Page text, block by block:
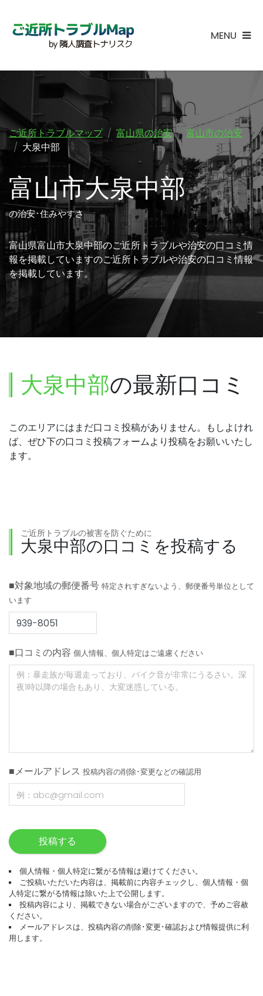
MENU
ご近所トラブルマップ 富山県の治安
富山市の治安
大泉中部
富山市大泉中部
の治安･住みやすさ
富山県富山市大泉中部のご近所トラブルや治安の口コミ情
報を掲載していますのご近所トラブルや治安の口コミ情報
を掲載しています。
大泉中部の最新口コミ
このエリアにはまだ口コミ投稿がありません。もしよけれ
ば、ぜひ下の口コミ投稿フォームより投稿をお願いいたし
ます。
ご近所トラブルの被害を防ぐために
大泉中部の口コミを投稿する
■対象地域の郵便番号 特定されすぎないよう、郵便番号単位として
います
■口コミの内容 個人情報、個人特定はご遠慮ください
■メールアドレス 投稿内容の削除･変更などの確認用
投稿する
個人情報・個人特定に繋がる情報は避けてください。
ご投稿いただいた内容は、掲載前に内容チェックし、個人情報・個
人特定に繋がる情報は除いた上で公開します。
投稿内容により、掲載できない場合がございますので、予めご容赦
ください。
メールアドレスは、投稿内容の削除･変更･確認および情報提供に利
用します。